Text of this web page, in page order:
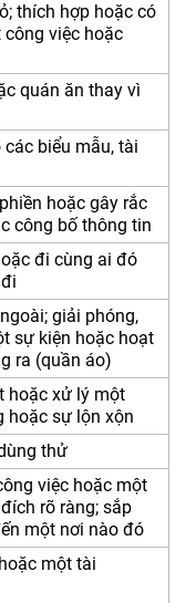
thích hợp hoặc có
việc hoặc
quán ăn thay vì
biểu mẫu, tài
hoặc gây rắc
công bố thông tin
đi cùng ai đó
giải phóng,
sự kiện hoặc hoạt
ra (quần áo)
hoặc xử lý một
hoặc sự lộn xộn
thử
việc hoặc một
rõ ràng; sắp
một nơi nào đó
một tài